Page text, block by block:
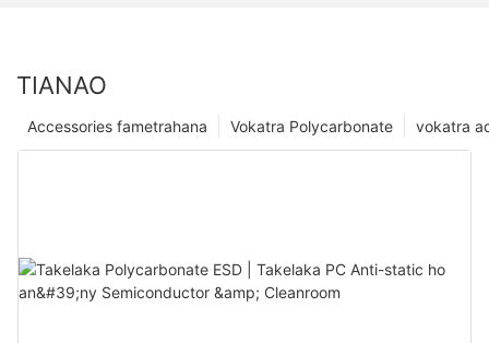
TIANAO
vokatra
Vokatra Polycarbonate
Accessories fametrahana